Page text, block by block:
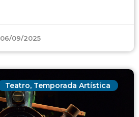
06/09/2025
Teatro, Temporada Artística